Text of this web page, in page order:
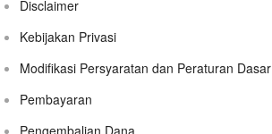
Disclaimer
Kebijakan Privasi
Modifikasi Persyaratan dan Peraturan Dasar
Pembayaran